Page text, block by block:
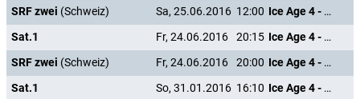
SRF zwei (Schweiz) Sa, 25.06.2016 12:00
Ice Age 4 - Voll verschoben
Sat.1
Fr, 24.06.2016 20:15
Ice Age 4 - Voll verschoben
SRF zwei (Schweiz) Fr, 24.06.2016 20:00
Ice Age 4 - Voll verschoben
Sat.1
So, 31.01.2016 16:10
Ice Age 4 - Voll verschoben